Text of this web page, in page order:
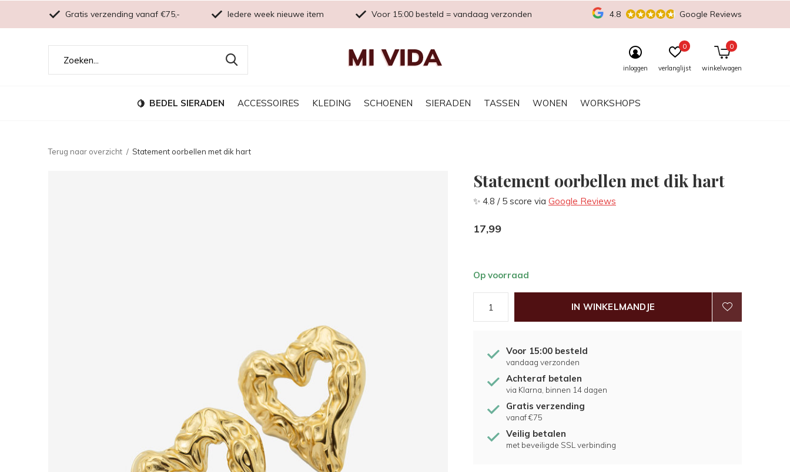
BEDEL SIERADEN ACCESSOIRES KLEDING SCHOENEN SIERADEN TASSEN WONEN WORKSHOPS
inloggen verlanglijst
0
winkelwagen
0
Gratis verzending vanaf €75,- Iedere week nieuwe item Voor 15:00 besteld = vandaag verzonden 4.8 Google Reviews
Terug naar overzicht Statement oorbellen met dik hart
Statement oorbellen met dik hart
✨ 4.8 / 5 score via Google Reviews
17,99
Op voorraad
IN WINKELMANDJE
Voor 15:00 besteld
vandaag verzonden
Achteraf betalen
via Klarna, binnen 14 dagen
Gratis verzending
vanaf €75
Veilig betalen
met beveiligde SSL verbinding